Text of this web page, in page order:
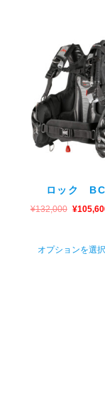
ロック
¥132,000 ¥
オプションを選択